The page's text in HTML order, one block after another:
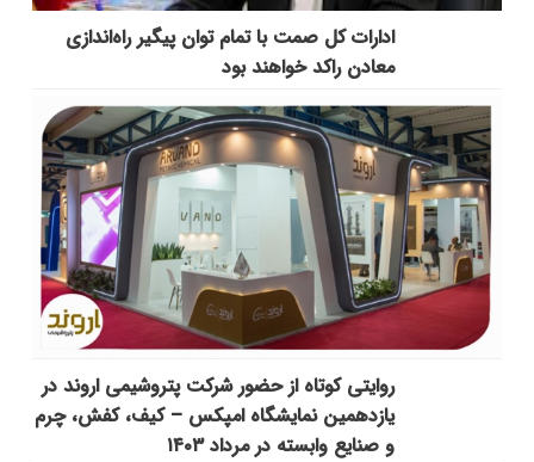
ادارات کل صمت با تمام توان پیگیر راه‌اندازی
معادن راکد خواهند بود
روایتی کوتاه از حضور شرکت پتروشیمی اروند در
یازدهمین نمایشگاه امپکس‌ – کیف، کفش، چرم
و صنایع وابسته در مرداد ۱۴۰۳